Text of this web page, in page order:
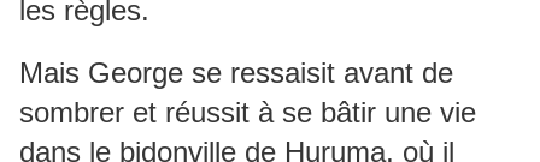
les règles.
Mais George se ressaisit avant de
sombrer et réussit à se bâtir une vie
dans le bidonville de Huruma, où il